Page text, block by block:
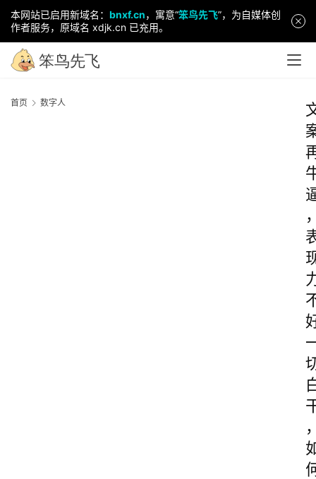
本网站已启用新域名： bnxf.cn，寓意“笨鸟先飞”，为自媒体创
作者服务，原域名 xdjk.cn 已充用。
首页 数字人